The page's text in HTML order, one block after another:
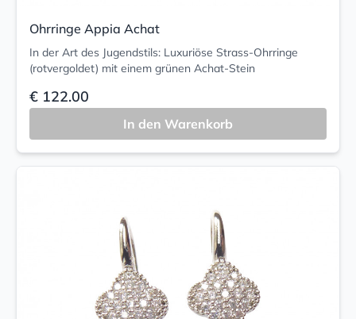
Ohrringe Appia Achat
In der Art des Jugendstils: Luxuriöse Strass-Ohrringe
(rotvergoldet) mit einem grünen Achat-Stein
€ 122.00
In den Warenkorb